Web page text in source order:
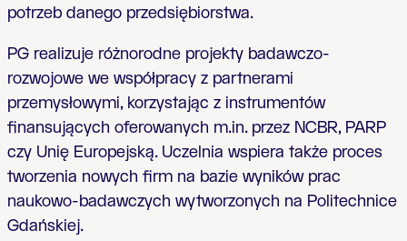
potrzeb danego przedsiębiorstwa.
PG realizuje różnorodne projekty badawczo-
rozwojowe we współpracy z partnerami
przemysłowymi, korzystając z instrumentów
finansujących oferowanych m.in. przez NCBR, PARP
czy Unię Europejską. Uczelnia wspiera także proces
tworzenia nowych firm na bazie wyników prac
naukowo-badawczych wytworzonych na Politechnice
Gdańskiej.